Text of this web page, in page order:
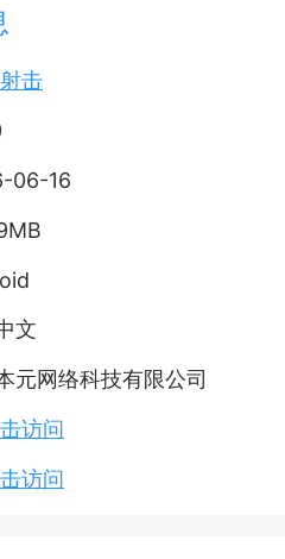
击
06-16
文
元网络科技有限公司
访问
访问